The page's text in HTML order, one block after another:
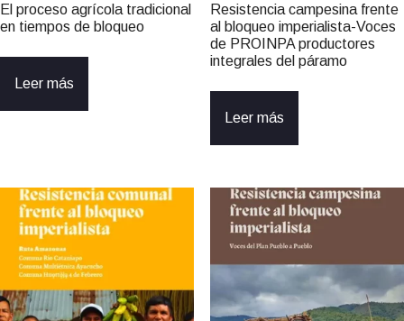
El proceso agrícola tradicional
en tiempos de bloqueo
Leer más
Resistencia campesina frente
al bloqueo imperialista-Voces
de PROINPA productores
integrales del páramo
Leer más